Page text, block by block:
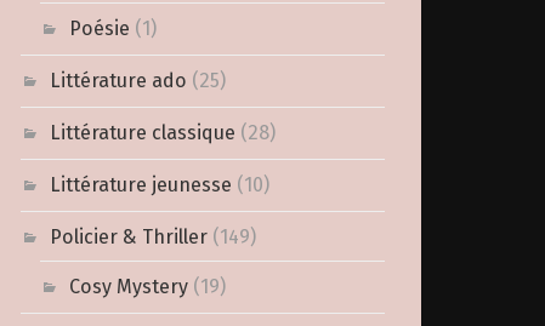
Poésie (1)
Littérature ado (25)
Littérature classique (28)
Littérature jeunesse (10)
Policier & Thriller (149)
Cosy Mystery (19)